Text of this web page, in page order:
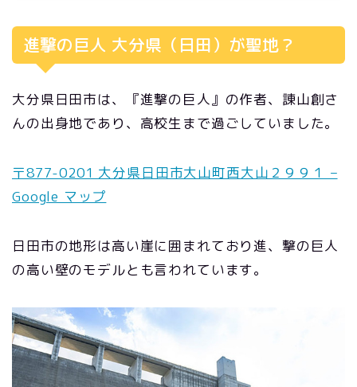
進撃の巨人 大分県（日田）が聖地？
大分県日田市は、『進撃の巨人』の作者、諌山創さ
んの出身地であり、高校生まで過ごしていました。
〒877-0201 大分県日田市大山町西大山２９９１ –
Google マップ
日田市の地形は高い崖に囲まれており進、撃の巨人
の高い壁のモデルとも言われています。